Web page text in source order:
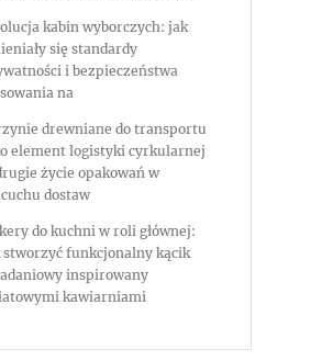
kabin wyborczych: jak
się standardy
i bezpieczeństwa
na
drewniane do transportu
element logistyki cyrkularnej
życie opakowań w
dostaw
do kuchni w roli głównej:
stworzyć funkcjonalny kącik
inspirowany
kawiarniami